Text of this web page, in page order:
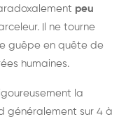
peu
Il ne tourne
guêpe en quête de
humaines.
la
généralement sur 4 à